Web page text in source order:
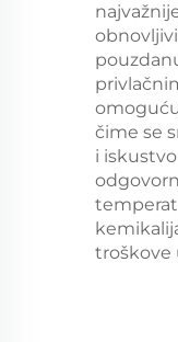
čime se
i
troškove